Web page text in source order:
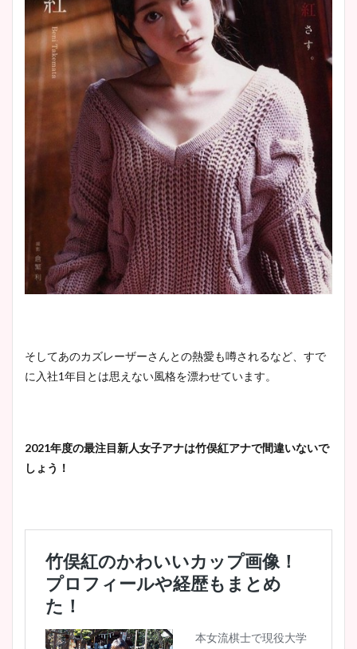
そしてあのカズレーザーさんとの熱愛も噂されるなど、すで
に入社1年目とは思えない風格を漂わせています。
2021年度の最注目新人女子アナは竹俣紅アナで間違いないで
しょう！